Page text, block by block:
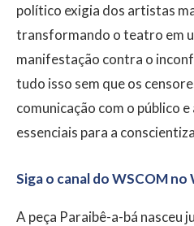
político exigia dos artistas
transformando o teatro em
manifestação contra o
tudo isso sem que os
comunicação com o público
essenciais para a
Siga o canal do WSCOM no
A peça Paraibê-a-bá nasceu